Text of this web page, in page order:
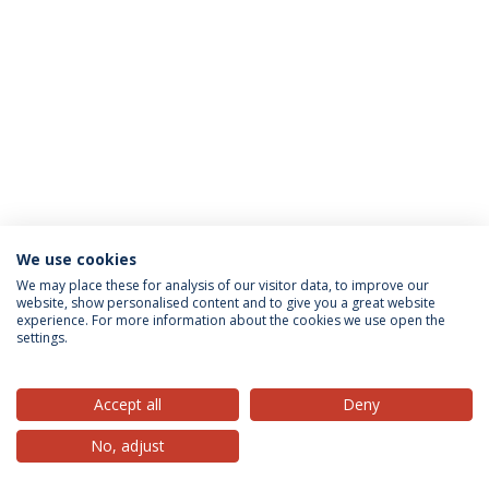
Política de Privacidade
Termos & Condições
Direitos do Titular dos Dados
© 2026 Universidade Católica Portuguesa
We use cookies
We may place these for analysis of our visitor data, to improve our
website, show personalised content and to give you a great website
experience. For more information about the cookies we use open the
settings.
Accept all
Deny
No, adjust